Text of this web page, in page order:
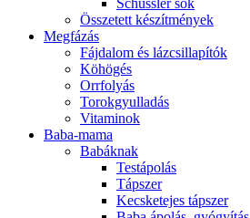
Schüssler sók
Összetett készítmények
Megfázás
Fájdalom és lázcsillapítók
Köhögés
Orrfolyás
Torokgyulladás
Vitaminok
Baba-mama
Babáknak
Testápolás
Tápszer
Kecsketejes tápszer